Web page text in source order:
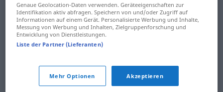
Genaue Geolocation-Daten verwenden. Geräteeigenschaften zur
Identifikation aktiv abfragen. Speichern von und/oder Zugriff auf
Informationen auf einem Gerät. Personalisierte Werbung und Inhalte,
Messung von Werbung und Inhalten, Zielgruppenforschung und
Entwicklung von Dienstleistungen.
Liste der Partner (Lieferanten)
Mehr Optionen Akzeptieren